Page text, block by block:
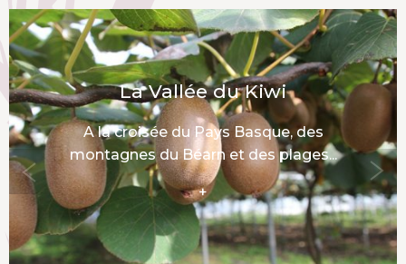
La Vallée du Kiwi
A la croisée du Pays Basque, des
mon­tagnes du Béarn et des plages...
+